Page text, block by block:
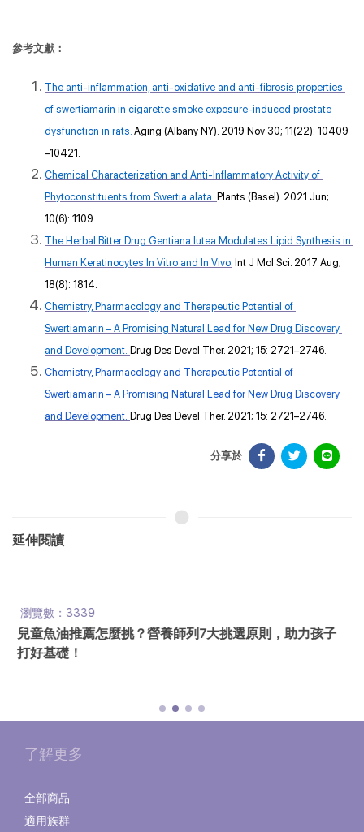
參考文獻：
The anti-inflammation, anti-oxidative and anti-fibrosis properties
of swertiamarin in cigarette smoke exposure-induced prostate
dysfunction in rats. Aging (Albany NY). 2019 Nov 30; 11(22): 10409
–10421.
Chemical Characterization and Anti-Inflammatory Activity of
Phytoconstituents from Swertia alata. Plants (Basel). 2021 Jun;
10(6): 1109.
The Herbal Bitter Drug Gentiana lutea Modulates Lipid Synthesis in
Human Keratinocytes In Vitro and In Vivo. Int J Mol Sci. 2017 Aug;
18(8): 1814.
Chemistry, Pharmacology and Therapeutic Potential of
Swertiamarin – A Promising Natural Lead for New Drug Discovery
and Development. Drug Des Devel Ther. 2021; 15: 2721–2746.
Chemistry, Pharmacology and Therapeutic Potential of
Swertiamarin – A Promising Natural Lead for New Drug Discovery
and Development. Drug Des Devel Ther. 2021; 15: 2721–2746.
分享於
延伸閱讀
瀏覽數：3339
兒童魚油推薦怎麼挑？營養師列7大挑選原則，助力孩子
打好基礎！
了解更多
全部商品
適用族群